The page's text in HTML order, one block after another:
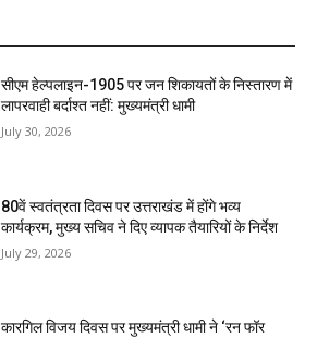
सीएम हेल्पलाइन-1905 पर जन शिकायतों के निस्तारण में
लापरवाही बर्दाश्त नहीं: मुख्यमंत्री धामी
July 30, 2026
80वें स्वतंत्रता दिवस पर उत्तराखंड में होंगे भव्य
कार्यक्रम, मुख्य सचिव ने दिए व्यापक तैयारियों के निर्देश
July 29, 2026
कारगिल विजय दिवस पर मुख्यमंत्री धामी ने ‘रन फॉर